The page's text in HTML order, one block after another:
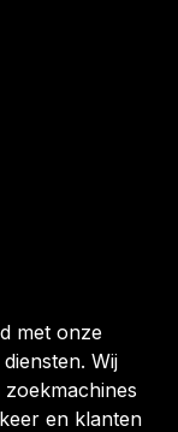
met onze
Wij
en klanten